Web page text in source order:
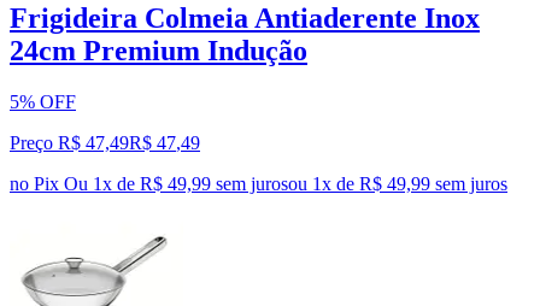
Frigideira Colmeia Antiaderente Inox
24cm Premium Indução
5% OFF
Preço R$ 47,49R$ 47,49
no Pix Ou 1x de R$ 49,99 sem jurosou 1x de R$ 49,99 sem juros